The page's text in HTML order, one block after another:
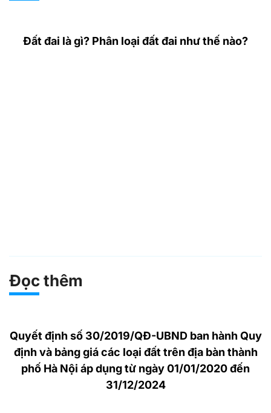
Đất đai là gì? Phân loại đất đai như thế nào?
Đọc thêm
Quyết định số 30/2019/QĐ-UBND ban hành Quy
định và bảng giá các loại đất trên địa bàn thành
phố Hà Nội áp dụng từ ngày 01/01/2020 đến
31/12/2024